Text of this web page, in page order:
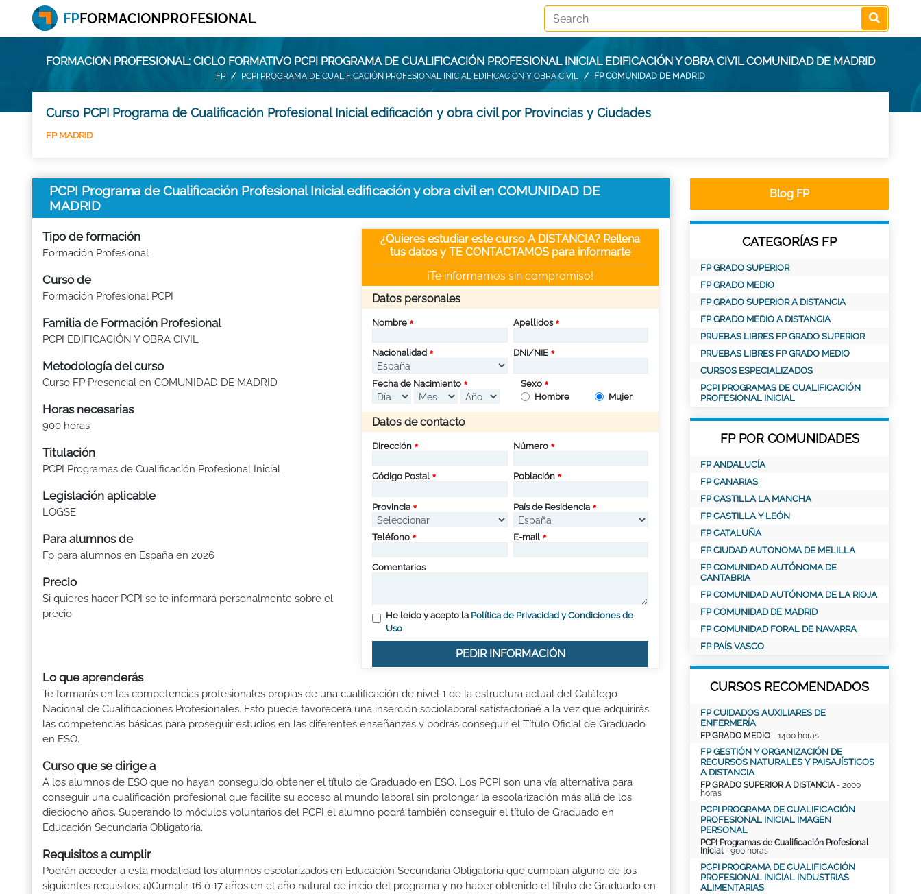
FORMACION PROFESIONAL: CICLO FORMATIVO PCPI PROGRAMA DE CUALIFICACIÓN PROFESIONAL INICIAL EDIFICACIÓN Y OBRA CIVIL COMUNIDAD DE MADRID
FP PCPI PROGRAMA DE CUALIFICACIÓN PROFESIONAL INICIAL EDIFICACIÓN Y OBRA CIVIL FP COMUNIDAD DE MADRID
Curso PCPI Programa de Cualificación Profesional Inicial edificación y obra civil por Provincias y Ciudades
FP MADRID
PCPI Programa de Cualificación Profesional Inicial edificación y obra civil en COMUNIDAD DE
MADRID
Tipo de formación
Formación Profesional
Curso de
Formación Profesional PCPI
Familia de Formación Profesional
PCPI EDIFICACIÓN Y OBRA CIVIL
Metodología del curso
Curso FP Presencial en COMUNIDAD DE MADRID
Horas necesarias
900 horas
Titulación
PCPI Programas de Cualificación Profesional Inicial
Legislación aplicable
LOGSE
Para alumnos de
Fp para alumnos en España en 2026
Precio
Si quieres hacer PCPI se te informará personalmente sobre el
precio
¿Quieres estudiar este curso A DISTANCIA? Rellena
tus datos y TE CONTACTAMOS para informarte
¡Te informamos sin compromiso!
Datos personales
Nombre Apellidos
Nacionalidad DNI/NIE
Fecha de Nacimiento
Sexo
Hombre
Mujer
Datos de contacto
Dirección Número
Código Postal Población
Provincia País de Residencia
Teléfono E-mail
Comentarios
He leído y acepto la Política de Privacidad y Condiciones de
Uso
PEDIR INFORMACIÓN
Lo que aprenderás
Te formarás en las competencias profesionales propias de una cualificación de nivel 1 de la estructura actual del Catálogo
Nacional de Cualificaciones Profesionales. Esto puede favorecerá una inserción sociolaboral satisfactoriaé a la vez que adquirirás
las competencias básicas para proseguir estudios en las diferentes enseñanzas y podrás conseguir el Título Oficial de Graduado
en ESO.
Curso que se dirige a
A los alumnos de ESO que no hayan conseguido obtener el título de Graduado en ESO. Los PCPI son una vía alternativa para
conseguir una cualificación profesional que facilite su acceso al mundo laboral sin prolongar la escolarización más allá de los
dieciocho años. Superando lo módulos voluntarios del PCPI el alumno podrá también conseguir el título de Graduado en
Educación Secundaria Obligatoria.
Requisitos a cumplir
Podrán acceder a esta modalidad los alumnos escolarizados en Educación Secundaria Obligatoria que cumplan alguno de los
siguientes requisitos: a)Cumplir 16 ó 17 años en el año natural de inicio del programa y no haber obtenido el título de Graduado en
Blog FP
CATEGORÍAS FP
FP GRADO SUPERIOR
FP GRADO MEDIO
FP GRADO SUPERIOR A DISTANCIA
FP GRADO MEDIO A DISTANCIA
PRUEBAS LIBRES FP GRADO SUPERIOR
PRUEBAS LIBRES FP GRADO MEDIO
CURSOS ESPECIALIZADOS
PCPI PROGRAMAS DE CUALIFICACIÓN
PROFESIONAL INICIAL
FP POR COMUNIDADES
FP ANDALUCÍA
FP CANARIAS
FP CASTILLA LA MANCHA
FP CASTILLA Y LEÓN
FP CATALUÑA
FP CIUDAD AUTONOMA DE MELILLA
FP COMUNIDAD AUTÓNOMA DE
CANTABRIA
FP COMUNIDAD AUTÓNOMA DE LA RIOJA
FP COMUNIDAD DE MADRID
FP COMUNIDAD FORAL DE NAVARRA
FP PAÍS VASCO
CURSOS RECOMENDADOS
FP CUIDADOS AUXILIARES DE
ENFERMERÍA
FP GRADO MEDIO - 1400 horas
FP GESTIÓN Y ORGANIZACIÓN DE
RECURSOS NATURALES Y PAISAJÍSTICOS
A DISTANCIA
FP GRADO SUPERIOR A DISTANCIA- 2000
horas
PCPI PROGRAMA DE CUALIFICACIÓN
PROFESIONAL INICIAL IMAGEN
PERSONAL
PCPI Programas de Cualificación Profesional
Inicial- 900 horas
PCPI PROGRAMA DE CUALIFICACIÓN
PROFESIONAL INICIAL INDUSTRIAS
ALIMENTARIAS